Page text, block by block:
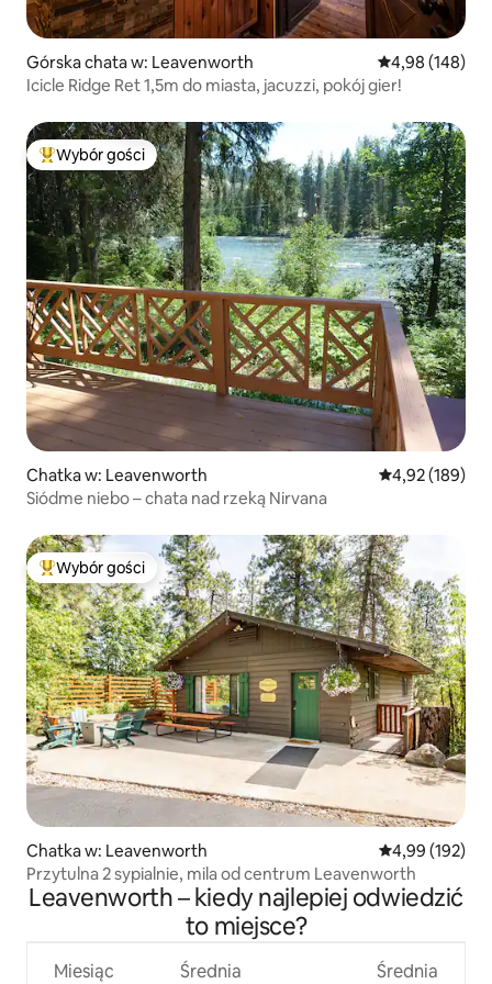
Górska chata w: Leavenworth Średnia
4,98 (148)
Icicle Ridge Ret 1,5m do miasta, jacuzzi, pokój gier!
Najpopularniejsze z kategorii Wybór gości
Wybór gości
Chatka w: Leavenworth Średnia
4,92 (189)
Siódme niebo – chata nad rzeką Nirvana
Najpopularniejsze z kategorii Wybór gości
Wybór gości
Chatka w: Leavenworth Średnia
4,99 (192)
Przytulna 2 sypialnie, mila od centrum Leavenworth
Leavenworth – kiedy najlepiej odwiedzić
to miejsce?
Miesiąc
Średnia
Średnia